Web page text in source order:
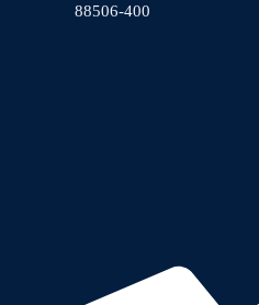
88506-400